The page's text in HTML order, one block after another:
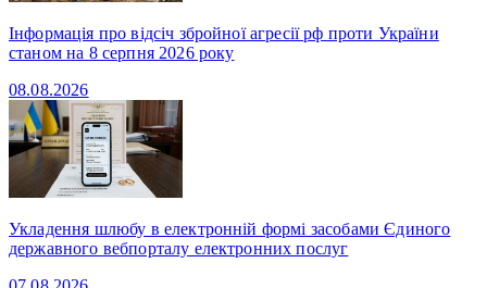
Інформація про відсіч збройної агресії рф проти України
станом на 8 серпня 2026 року
08.08.2026
Укладення шлюбу в електронній формі засобами Єдиного
державного вебпорталу електронних послуг